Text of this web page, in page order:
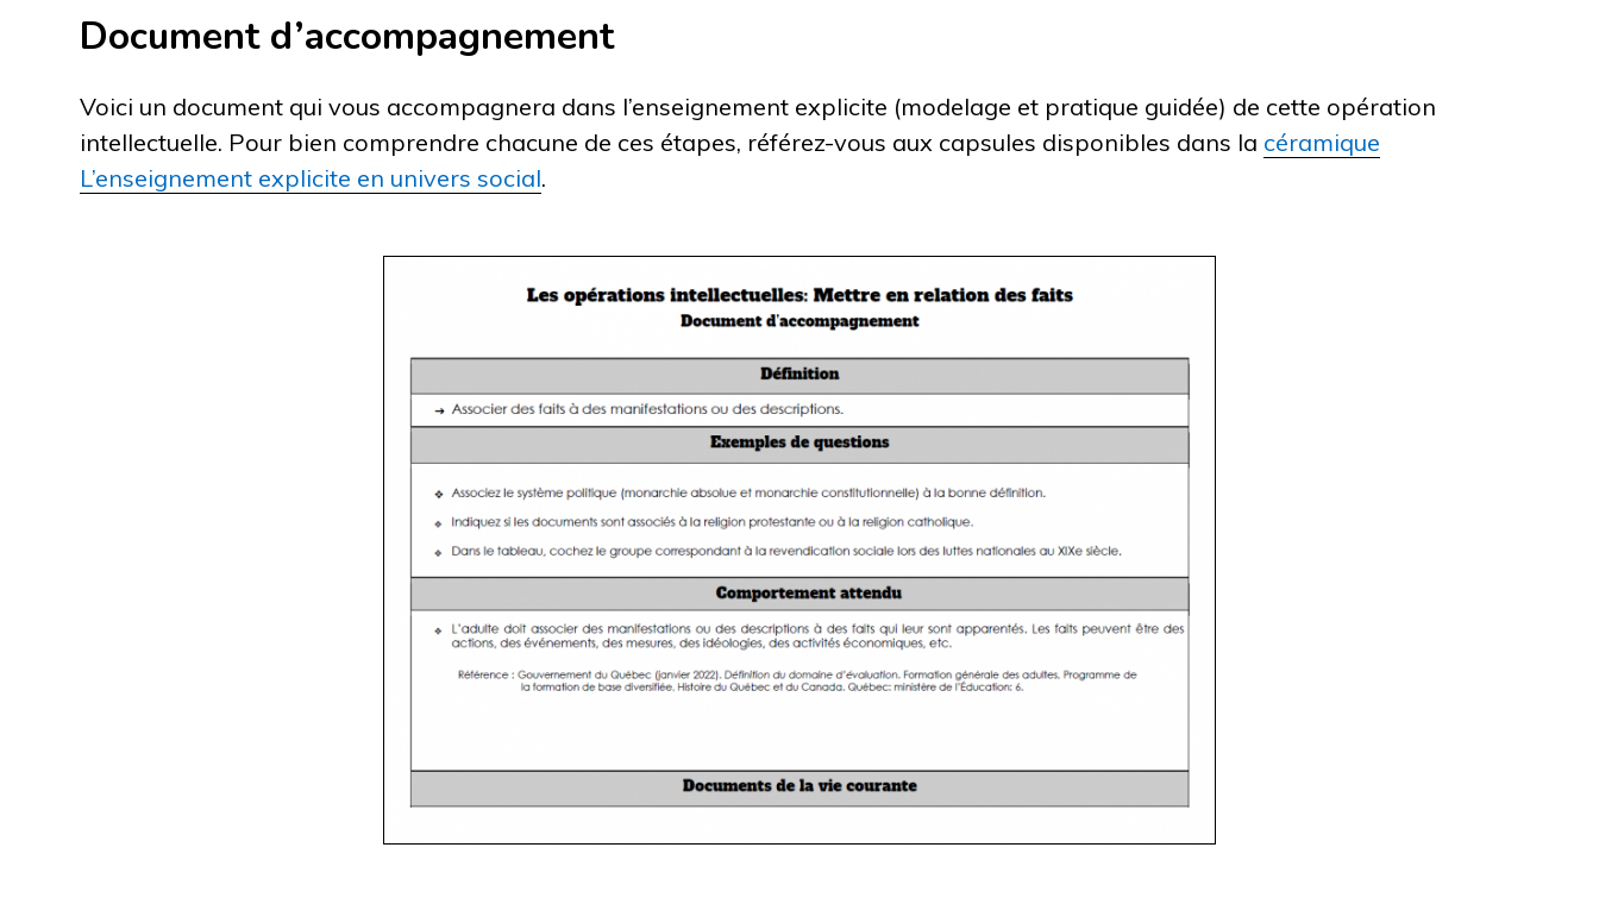
Document d’accompagnement
Voici un document qui vous accompagnera dans l’enseignement explicite (modelage et pratique guidée) de cette opération
intellectuelle. Pour bien comprendre chacune de ces étapes, référez-vous aux capsules disponibles dans la céramique
L’enseignement explicite en univers social.